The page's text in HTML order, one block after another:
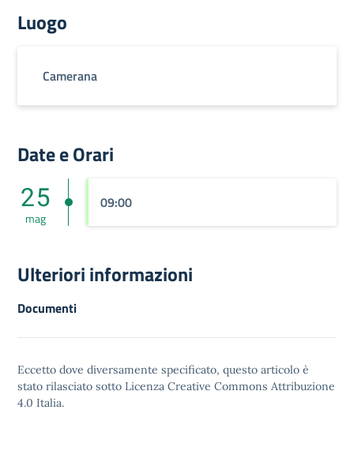
Luogo
Camerana
Date e Orari
25
mag
09:00
Ulteriori informazioni
Documenti
Eccetto dove diversamente specificato, questo articolo è
stato rilasciato sotto Licenza Creative Commons Attribuzione
4.0 Italia.